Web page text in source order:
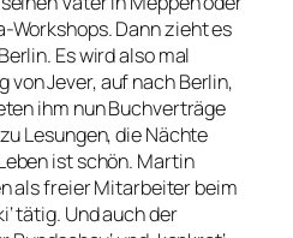
Dann zieht es
Es wird also mal
von Jever, auf nach Berlin,
ihm nun Buchverträge
Lesungen, die Nächte
ist schön. Martin
als freier Mitarbeiter beim
tätig. Und auch der